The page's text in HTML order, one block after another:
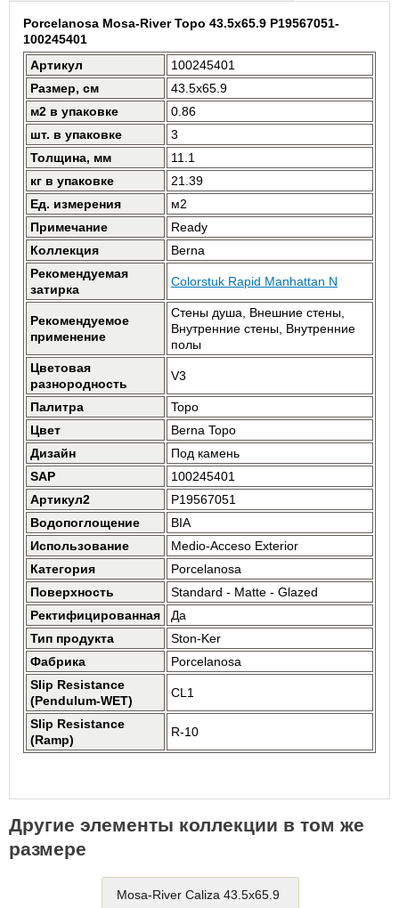
Porcelanosa Mosa-River Topo 43.5x65.9 P19567051-
100245401
Артикул
100245401
Размер, см
43.5x65.9
м2 в упаковке
0.86
шт. в упаковке
3
Толщина, мм
11.1
кг в упаковке
21.39
Ед. измерения
м2
Примечание
Ready
Коллекция
Berna
Рекомендуемая
затирка
Colorstuk Rapid Manhattan N
Рекомендуемое
применение
Стены душа, Внешние стены,
Внутренние стены, Внутренние
полы
Цветовая
разнородность
V3
Палитра
Topo
Цвет
Berna Topo
Дизайн
Под камень
SAP
100245401
Артикул2
P19567051
Водопоглощение
BIA
Использование
Medio-Acceso Exterior
Категория
Porcelanosa
Поверхность
Standard - Matte - Glazed
Ректифицированная
Да
Тип продукта
Ston-Ker
Фабрика
Porcelanosa
Slip Resistance
(Pendulum-WET)
CL1
Slip Resistance
(Ramp)
R-10
Другие элементы коллекции в том же
размере
Mosa-River Caliza 43.5x65.9